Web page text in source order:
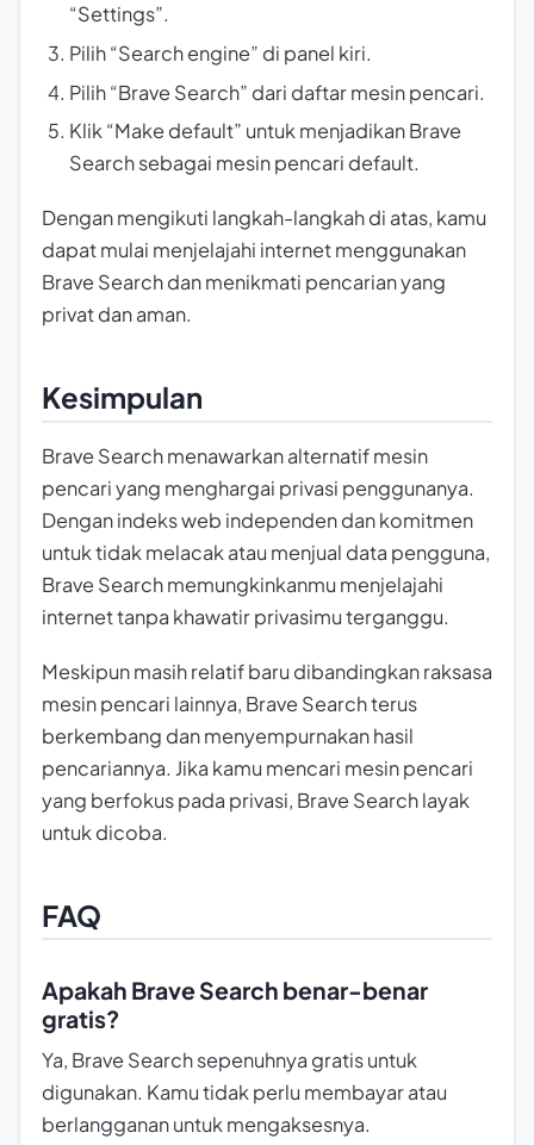
“Settings”.
Pilih “Search engine” di panel kiri.
Pilih “Brave Search” dari daftar mesin pencari.
Klik “Make default” untuk menjadikan Brave
Search sebagai mesin pencari default.
Dengan mengikuti langkah-langkah di atas, kamu
dapat mulai menjelajahi internet menggunakan
Brave Search dan menikmati pencarian yang
privat dan aman.
Kesimpulan
Brave Search menawarkan alternatif mesin
pencari yang menghargai privasi penggunanya.
Dengan indeks web independen dan komitmen
untuk tidak melacak atau menjual data pengguna,
Brave Search memungkinkanmu menjelajahi
internet tanpa khawatir privasimu terganggu.
Meskipun masih relatif baru dibandingkan raksasa
mesin pencari lainnya, Brave Search terus
berkembang dan menyempurnakan hasil
pencariannya. Jika kamu mencari mesin pencari
yang berfokus pada privasi, Brave Search layak
untuk dicoba.
FAQ
Apakah Brave Search benar-benar
gratis?
Ya, Brave Search sepenuhnya gratis untuk
digunakan. Kamu tidak perlu membayar atau
berlangganan untuk mengaksesnya.